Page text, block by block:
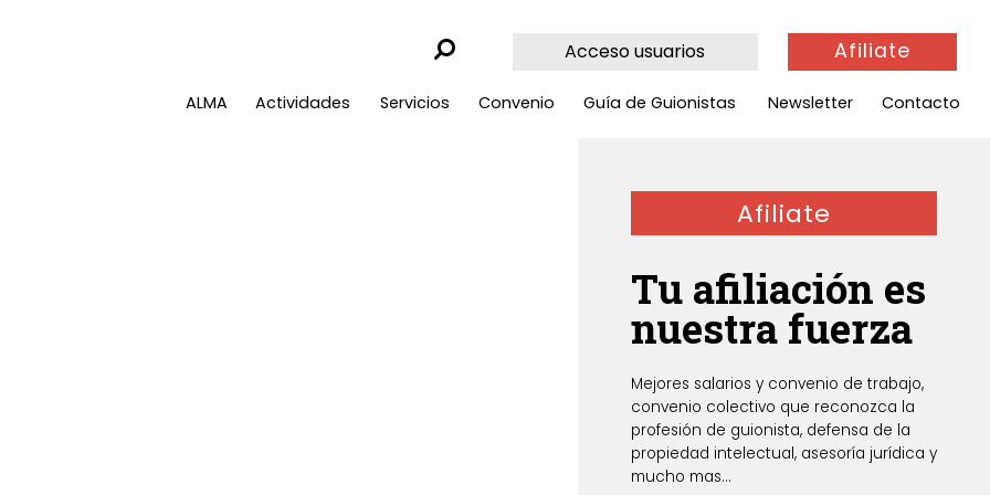
Acceso usuarios Afiliate
ALMA Actividades Servicios Convenio Guía de Guionistas Newsletter Contacto
Afiliate
Tu afiliación es
nuestra fuerza
Mejores salarios y convenio de trabajo,
convenio colectivo que reconozca la
profesión de guionista, defensa de la
propiedad intelectual, asesoría jurídica y
mucho mas...